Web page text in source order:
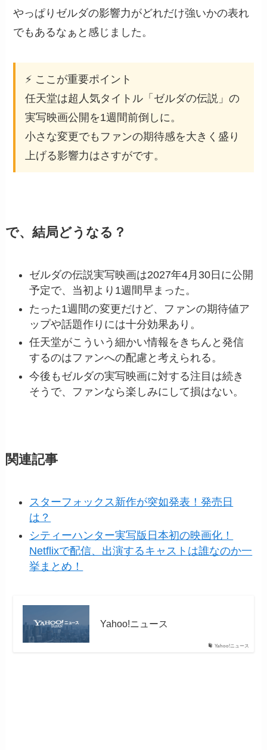
やっぱりゼルダの影響力がどれだけ強いかの表れ
でもあるなぁと感じました。
⚡ ここが重要ポイント
任天堂は超人気タイトル「ゼルダの伝説」の
実写映画公開を1週間前倒しに。
小さな変更でもファンの期待感を大きく盛り
上げる影響力はさすがです。
で、結局どうなる？
ゼルダの伝説実写映画は2027年4月30日に公開
予定で、当初より1週間早まった。
たった1週間の変更だけど、ファンの期待値ア
ップや話題作りには十分効果あり。
任天堂がこういう細かい情報をきちんと発信
するのはファンへの配慮と考えられる。
今後もゼルダの実写映画に対する注目は続き
そうで、ファンなら楽しみにして損はない。
関連記事
スターフォックス新作が突如発表！発売日
は？
シティーハンター実写版日本初の映画化！
Netflixで配信、出演するキャストは誰なのか一
挙まとめ！
Yahoo!ニュース
Yahoo!ニュース